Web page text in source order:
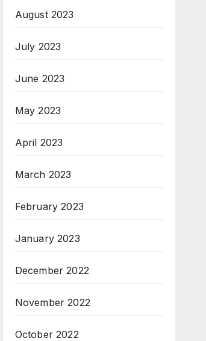
August 2023
July 2023
June 2023
May 2023
April 2023
March 2023
February 2023
January 2023
December 2022
November 2022
October 2022